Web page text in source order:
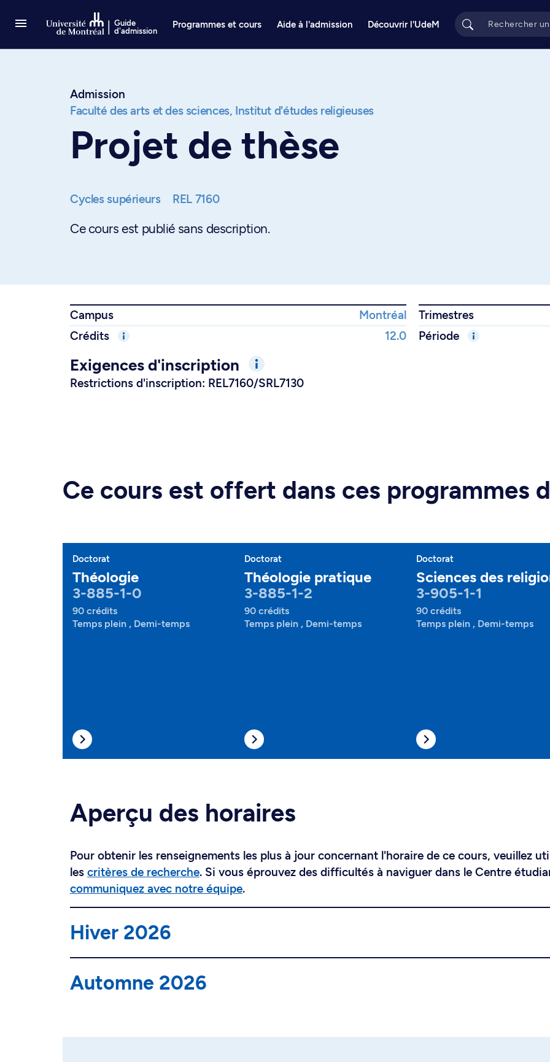
Guide
d'admission
Programmes et cours Aide à l'admission Découvrir l'UdeM
Admission
Faculté des arts et des sciences, Institut d'études religieuses
Projet de thèse
Cycles supérieurs REL 7160
Ce cours est publié sans description.
Campus Montréal
Trimestres
Crédits
12.0 Période
Exigences d'inscription
Restrictions d'inscription: REL7160/SRL7130
Ce cours est offert dans ces programmes
Doctorat
Théologie
3-885-1-0
90 crédits
Temps plein , Demi-temps
Doctorat
Théologie pratique
3-885-1-2
90 crédits
Temps plein , Demi-temps
Doctorat
Sciences des
3-905-1-1
90 crédits
Temps plein , Demi-temps
Aperçu des horaires
Pour obtenir les renseignements les plus à jour concernant l'horaire de ce cours, veuillez
les critères de recherche. Si vous éprouvez des difficultés à naviguer dans le Centre
communiquez avec notre équipe.
Hiver 2026
Automne 2026